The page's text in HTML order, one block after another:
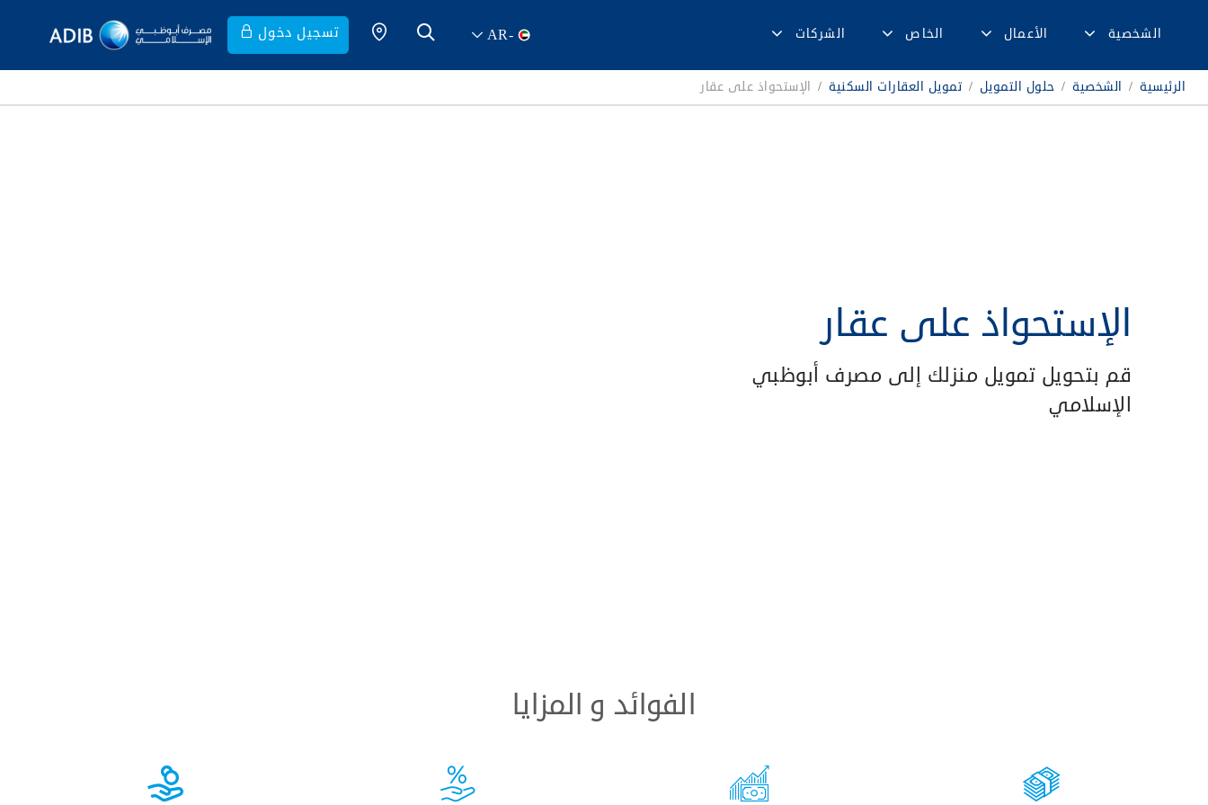
الشخصية الأعمال الخاص الشركات -
AR تسجيل دخول
الرئيسية / الشخصية / حلول التمويل / تمويل العقارات السكنية / الإستحواذ على عقار
الإستحواذ على عقار
قم بتحويل تمويل منزلك إلى مصرف أبوظبي
الإسلامي
الفوائد و المزايا